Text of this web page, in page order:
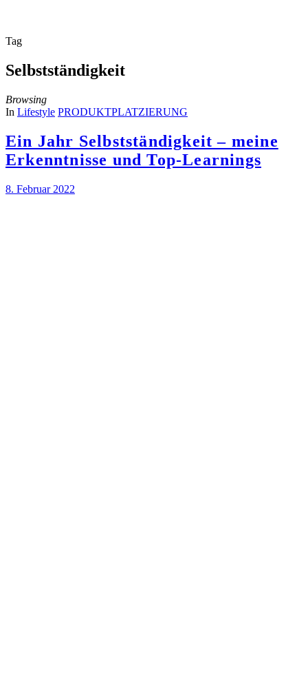
Tag
Selbstständigkeit
Browsing
In Lifestyle PRODUKTPLATZIERUNG
Ein Jahr Selbstständigkeit – meine
Erkenntnisse und Top-Learnings
8. Februar 2022